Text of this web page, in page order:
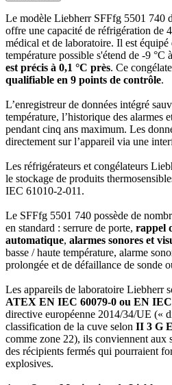
Le modèle Liebherr SFFfg 5501 740
offre une capacité de réfrigération de
médical et de laboratoire. Il est équipé
température possible s'étend de -9 °C
est précis à 0,1 °C près. Ce
qualifiable en 9 points de contrôle.
L’enregistreur de données intégré
température, l’historique des alarmes
pendant cinq ans maximum. Les
directement sur l’appareil via une
Les réfrigérateurs et congélateurs
le stockage de produits
IEC 61010-2-011.
Le SFFfg 5501 740 possède de
en standard : serrure de porte, rappel
automatique, alarmes sonores et
basse / haute température, alarme
prolongée et de défaillance de sonde
Les appareils de laboratoire Liebherr
ATEX EN IEC 60079-0 ou EN IEC
directive européenne 2014/34/UE («
classification de la cuve selon II 3 G
comme zone 22), ils conviennent aux
des récipients fermés qui pourraient
explosives.